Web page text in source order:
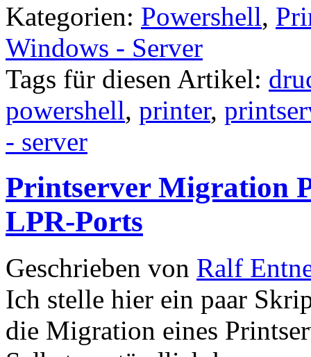
Kategorien: Powershell,
Windows - Server
Tags für diesen Artikel:
powershell, printer,
- server
Printserver Migration
LPR-Ports
Geschrieben von Ralf
Ich stelle hier ein paar
die Migration eines